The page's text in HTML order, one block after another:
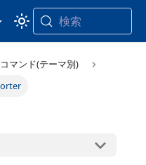
検索
コマンド(テーマ別)